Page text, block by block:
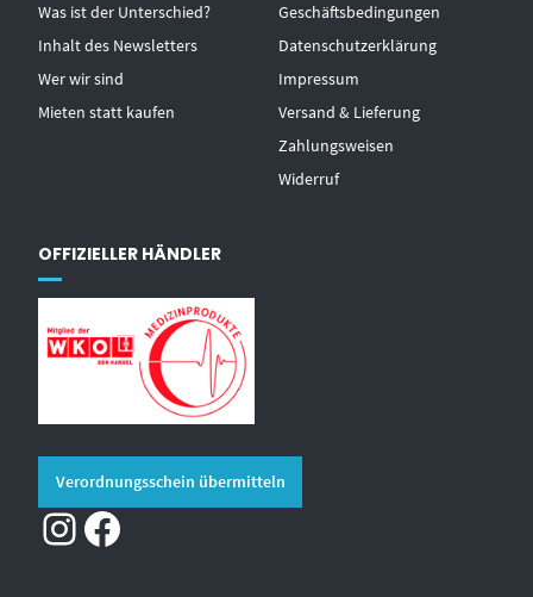
Was ist der Unterschied?
Inhalt des Newsletters
Wer wir sind
Mieten statt kaufen
Geschäftsbedingungen
Datenschutzerklärung
Impressum
Versand & Lieferung
Zahlungsweisen
Widerruf
OFFIZIELLER HÄNDLER
Verordnungsschein übermitteln
Instagram Facebook